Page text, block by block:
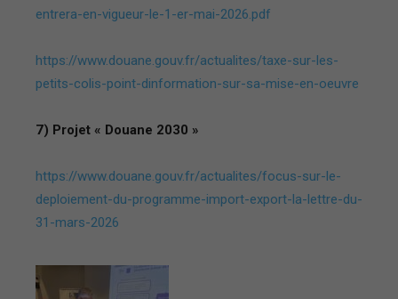
entrera-en-vigueur-le-1-er-mai-2026.pdf
https://www.douane.gouv.fr/actualites/taxe-sur-les-
petits-colis-point-dinformation-sur-sa-mise-en-oeuvre
7) Projet « Douane 2030 »
https://www.douane.gouv.fr/actualites/focus-sur-le-
deploiement-du-programme-import-export-la-lettre-du-
31-mars-2026